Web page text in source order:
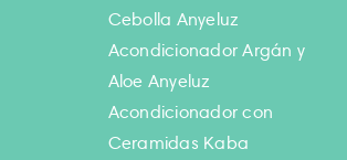
Cebolla Anyeluz
Acondicionador Argán y
Aloe Anyeluz
Acondicionador con
Ceramidas Kaba